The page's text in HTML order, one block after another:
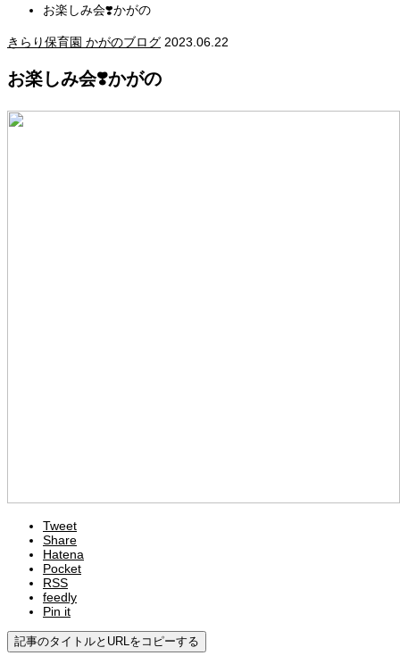
お楽しみ会❣️かがの
きらり保育園 かがのブログ 2023.06.22
お楽しみ会❣️かがの
Tweet
Share
Hatena
Pocket
RSS
feedly
Pin it
記事のタイトルとURLをコピーする